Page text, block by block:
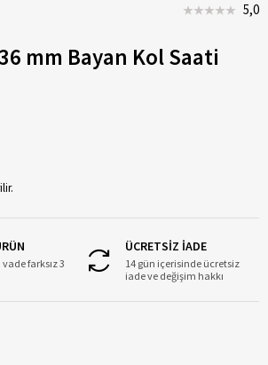
5,0
mm Bayan Kol Saati
farksız 3
ÜCRETSİZ İADE
14 gün içerisinde ücretsiz
iade ve değişim hakkı